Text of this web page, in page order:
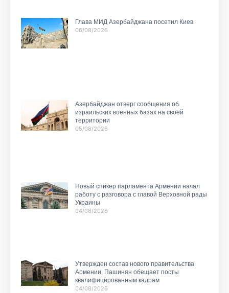
Глава МИД Азербайджана посетил Киев
06/08/2026
Азербайджан отверг сообщения об
израильских военных базах на своей
территории
05/08/2026
Новый спикер парламента Армении начал
работу с разговора с главой Верховной рады
Украины
04/08/2026
Утвержден состав нового правительства
Армении, Пашинян обещает посты
квалифицированным кадрам
04/08/2026